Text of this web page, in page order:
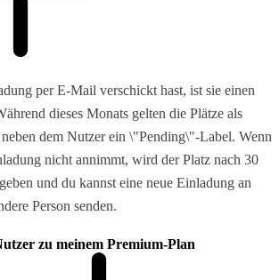
per E-Mail verschickt hast, ist sie einen
dieses Monats gelten die Plätze als
dem Nutzer ein \"Pending\"-Label. Wenn
nicht annimmt, wird der Platz nach 30
und du kannst eine neue Einladung an
Person senden.
zu meinem Premium-Plan